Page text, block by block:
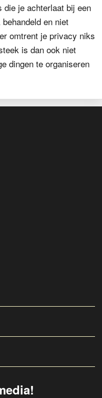
die je achterlaat bij een
en niet
omtrent je privacy niks
is dan ook niet
dingen te organiseren